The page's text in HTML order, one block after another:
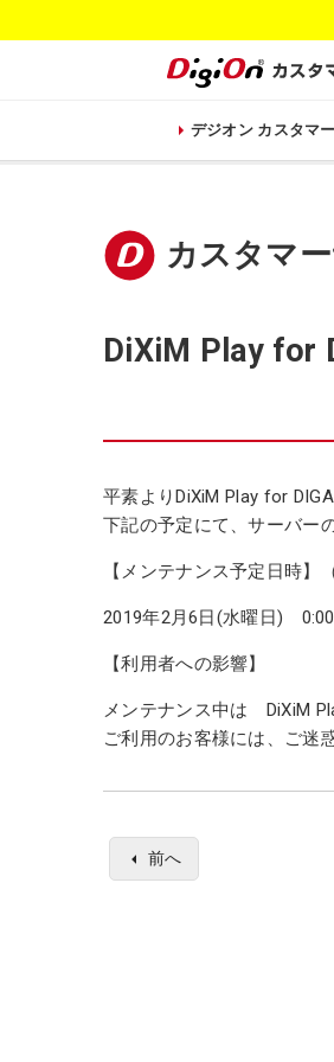
デジオン カスタマ
カスタマ
DiXiM Play for
平素よりDiXiM Play for
下記の予定にて、サーバー
【メンテナンス予定日時】
2019年2月6日(水曜日)
【利用者への影響】
メンテナンス中は DiXiM
ご利用のお客様には、ご迷
前へ